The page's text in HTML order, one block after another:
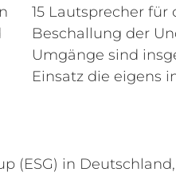
15 Lautsprecher für
Beschallung der
Umgänge sind
Einsatz die eigens
(ESG) in